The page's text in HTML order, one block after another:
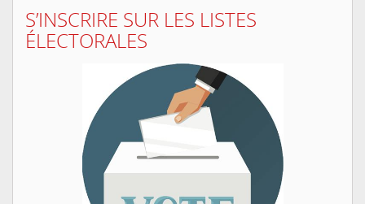
S’INSCRIRE SUR LES LISTES
ÉLECTORALES